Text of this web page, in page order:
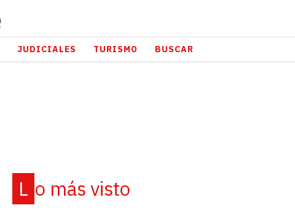
JUDICIALES TURISMO BUSCAR
Lo más visto